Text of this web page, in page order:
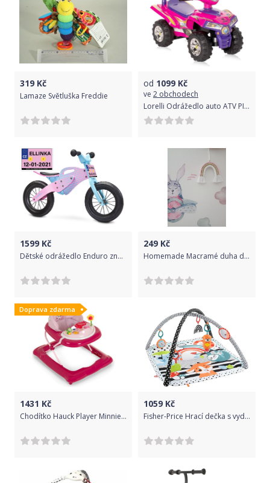
319 Kč
Lamaze Světluška Freddie
od 1099 Kč
ve 2 obchodech
Lorelli Odrážedlo auto ATV PINK
1599 Kč
Dětské odrážedlo Enduro značky Toyz, dřevěné, barva růžová, s osobní SPZ Text na SPZ: Budoucí vítěz (vítězka) Tour de France, Barva SPZ: růžová
249 Kč
Homemade Macramé duha dětská závěsná dekorace 22,5cm
Doprava zdarma
1431 Kč
Chodítko Hauck Player Minnie Pink II 2020
1059 Kč
Fisher-Price Hrací dečka s vydrou 3 v 1 HBP41